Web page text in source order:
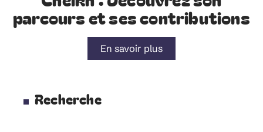
parcours et ses contributions
En savoir plus
Recherche